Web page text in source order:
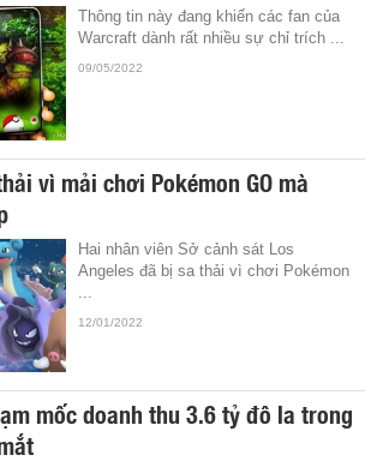
Thông tin này đang khiến các fan của
Warcraft dành rất nhiều sự chỉ trích ...
09/05/2022
vì mải chơi Pokémon GO mà
Hai nhân viên Sở cảnh sát Los
Angeles đã bị sa thải vì chơi Pokémon
12/01/2022
mốc doanh thu 3.6 tỷ đô la trong